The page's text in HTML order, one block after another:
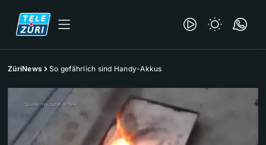
ZüriNews So gefährlich sind Handy-Akkus